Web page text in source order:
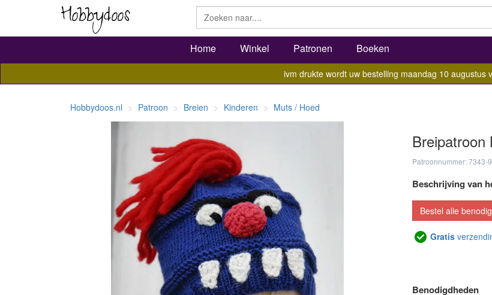
Home Winkel Patronen Boeken
ivm drukte wordt uw bestelling maandag 10 augustus
Hobbydoos.nl Patroon Breien Kinderen Muts / Hoed
Breipatroon
Patroonnummer: 7343-
Beschrijving van
Bestel alle
Gratis
Benodigdheden